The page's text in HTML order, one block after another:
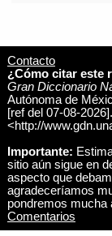
Contacto
¿Cómo citar este
Gran Diccionario
Autónoma de
[ref del 07-08-
<http://
Importante:
sitio aún sigue en
aspecto que
agradeceríamos
pondremos mucha
Comentarios